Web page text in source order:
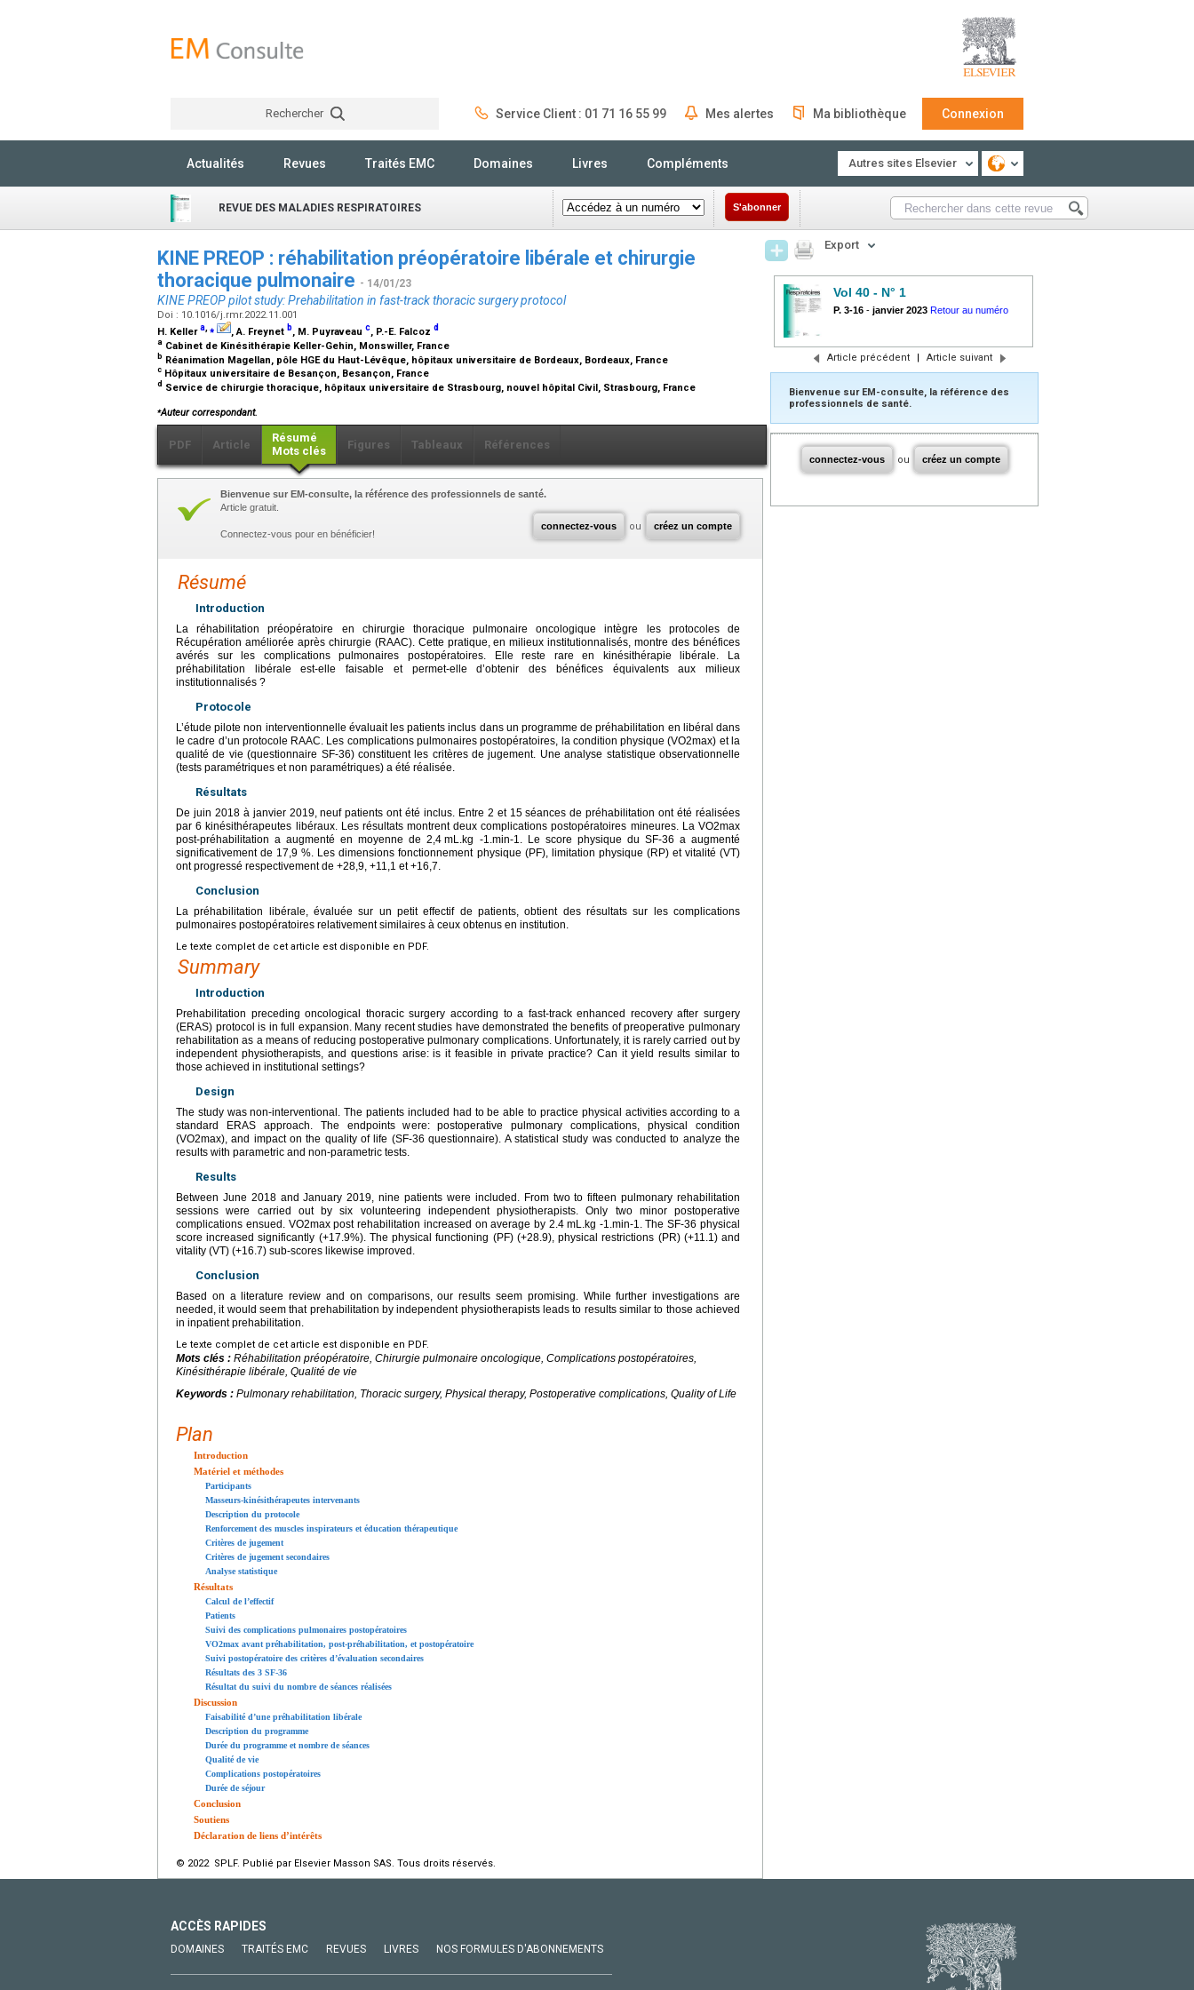
Rechercher Service Client : 01 71 16 55 99 Mes alertes Ma bibliothèque Connexion
Actualités Revues Traités EMC Domaines Livres Compléments Autres sites Elsevier
REVUE DES MALADIES RESPIRATOIRES S'abonner
KINE PREOP : réhabilitation préopératoire libérale et chirurgie
thoracique pulmonaire - 14/01/23
KINE PREOP pilot study: Prehabilitation in fast-track thoracic surgery protocol
Doi : 10.1016/j.rmr.2022.11.001
H. Kellera,⁎ , A. Freynet b, M. Puyraveau c, P.-E. Falcoz d
a Cabinet de Kinésithérapie Keller-Gehin, Monswiller, France
b Réanimation Magellan, pôle HGE du Haut-Lévêque, hôpitaux universitaire de Bordeaux, Bordeaux, France
c Hôpitaux universitaire de Besançon, Besançon, France
d Service de chirurgie thoracique, hôpitaux universitaire de Strasbourg, nouvel hôpital Civil, Strasbourg, France
⁎Auteur correspondant.
PDF Article
Résumé
Mots clés
Figures Tableaux Références
connectez-vous ou créez un compte
Bienvenue sur EM-consulte, la référence des professionnels de santé.
Article gratuit.
Connectez-vous pour en bénéficier!
Résumé
Introduction
La réhabilitation préopératoire en chirurgie thoracique pulmonaire oncologique intègre les protocoles de
Récupération améliorée après chirurgie (RAAC). Cette pratique, en milieux institutionnalisés, montre des bénéfices
avérés sur les complications pulmonaires postopératoires. Elle reste rare en kinésithérapie libérale. La
préhabilitation libérale est-elle faisable et permet-elle d’obtenir des bénéfices équivalents aux milieux
institutionnalisés ?
Protocole
L’étude pilote non interventionnelle évaluait les patients inclus dans un programme de préhabilitation en libéral dans
le cadre d’un protocole RAAC. Les complications pulmonaires postopératoires, la condition physique (VO2max) et la
qualité de vie (questionnaire SF-36) constituent les critères de jugement. Une analyse statistique observationnelle
(tests paramétriques et non paramétriques) a été réalisée.
Résultats
De juin 2018 à janvier 2019, neuf patients ont été inclus. Entre 2 et 15 séances de préhabilitation ont été réalisées
par 6 kinésithérapeutes libéraux. Les résultats montrent deux complications postopératoires mineures. La VO2max
post-préhabilitation a augmenté en moyenne de 2,4 mL.kg -1.min-1. Le score physique du SF-36 a augmenté
significativement de 17,9 %. Les dimensions fonctionnement physique (PF), limitation physique (RP) et vitalité (VT)
ont progressé respectivement de +28,9, +11,1 et +16,7.
Conclusion
La préhabilitation libérale, évaluée sur un petit effectif de patients, obtient des résultats sur les complications
pulmonaires postopératoires relativement similaires à ceux obtenus en institution.
Le texte complet de cet article est disponible en PDF.
Summary
Introduction
Prehabilitation preceding oncological thoracic surgery according to a fast-track enhanced recovery after surgery
(ERAS) protocol is in full expansion. Many recent studies have demonstrated the benefits of preoperative pulmonary
rehabilitation as a means of reducing postoperative pulmonary complications. Unfortunately, it is rarely carried out by
independent physiotherapists, and questions arise: is it feasible in private practice? Can it yield results similar to
those achieved in institutional settings?
Design
The study was non-interventional. The patients included had to be able to practice physical activities according to a
standard ERAS approach. The endpoints were: postoperative pulmonary complications, physical condition
(VO2max), and impact on the quality of life (SF-36 questionnaire). A statistical study was conducted to analyze the
results with parametric and non-parametric tests.
Results
Between June 2018 and January 2019, nine patients were included. From two to fifteen pulmonary rehabilitation
sessions were carried out by six volunteering independent physiotherapists. Only two minor postoperative
complications ensued. VO2max post rehabilitation increased on average by 2.4 mL.kg -1.min-1. The SF-36 physical
score increased significantly (+17.9%). The physical functioning (PF) (+28.9), physical restrictions (PR) (+11.1) and
vitality (VT) (+16.7) sub-scores likewise improved.
Conclusion
Based on a literature review and on comparisons, our results seem promising. While further investigations are
needed, it would seem that prehabilitation by independent physiotherapists leads to results similar to those achieved
in inpatient prehabilitation.
Le texte complet de cet article est disponible en PDF.
Mots clés : Réhabilitation préopératoire, Chirurgie pulmonaire oncologique, Complications postopératoires,
Kinésithérapie libérale, Qualité de vie
Keywords : Pulmonary rehabilitation, Thoracic surgery, Physical therapy, Postoperative complications, Quality of Life
Plan
Introduction
Matériel et méthodes
Participants
Masseurs-kinésithérapeutes intervenants
Description du protocole
Renforcement des muscles inspirateurs et éducation thérapeutique
Critères de jugement
Critères de jugement secondaires
Analyse statistique
Résultats
Calcul de l’effectif
Patients
Suivi des complications pulmonaires postopératoires
VO2max avant préhabilitation, post-préhabilitation, et postopératoire
Suivi postopératoire des critères d’évaluation secondaires
Résultats des 3 SF-36
Résultat du suivi du nombre de séances réalisées
Discussion
Faisabilité d’une préhabilitation libérale
Description du programme
Durée du programme et nombre de séances
Qualité de vie
Complications postopératoires
Durée de séjour
Conclusion
Soutiens
Déclaration de liens d’intérêts
© 2022 SPLF. Publié par Elsevier Masson SAS. Tous droits réservés.
Export
Vol 40 - N° 1
P. 3-16 - janvier 2023 Retour au numéro
Article précédent | Article suivant
Bienvenue sur EM-consulte, la référence des
professionnels de santé.
connectez-vous ou créez un compte
ACCÈS RAPIDES
DOMAINES TRAITÉS EMC REVUES LIVRES NOS FORMULES D'ABONNEMENTS